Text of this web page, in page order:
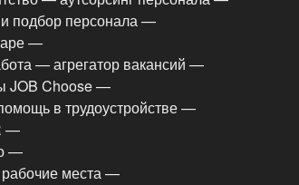
подбор персонала —
—
— агрегатор вакансий —
JOB Choose —
в трудоустройстве —
—
—
места —